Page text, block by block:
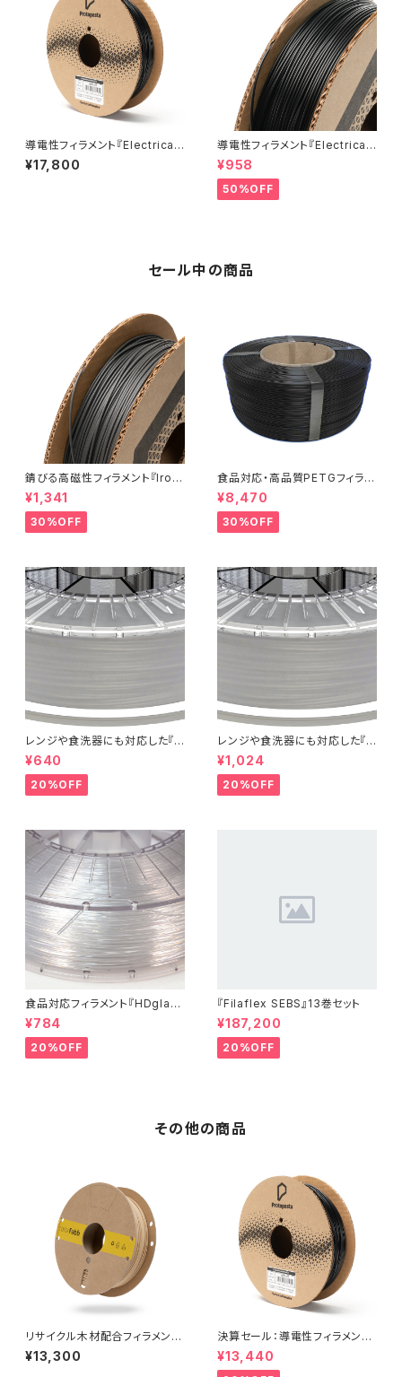
導電性フィラメント『Electricall
y Conductive Composite P
LA』
¥17,800
導電性フィラメント『Electricall
y Conductive Composite P
LA』5M
¥958
50%OFF
セール中の商品
錆びる高磁性フィラメント『Iron
-filled Metal Composite P
LA』：お試しサンプル 10M
¥1,341
30%OFF
食品対応・高品質PETGフィラメ
ント『EasyFil ePETG（Bambu
Coil）』
¥8,470
30%OFF
レンジや食洗器にも対応した『C
entaur PP』：お試しサンプル 5
M
¥640
20%OFF
レンジや食洗器にも対応した『C
entaur PP』：お試しサンプル 1
0M
¥1,024
20%OFF
食品対応フィラメント『HDglas
s』：お試しサンプル 10M
¥784
20%OFF
『Filaflex SEBS』13巻セット
¥187,200
20%OFF
その他の商品
リサイクル木材配合フィラメント
『WoodFill』
¥13,300
決算セール：導電性フィラメント
『Electrically Conductive C
omposite PLA 』
¥13,440